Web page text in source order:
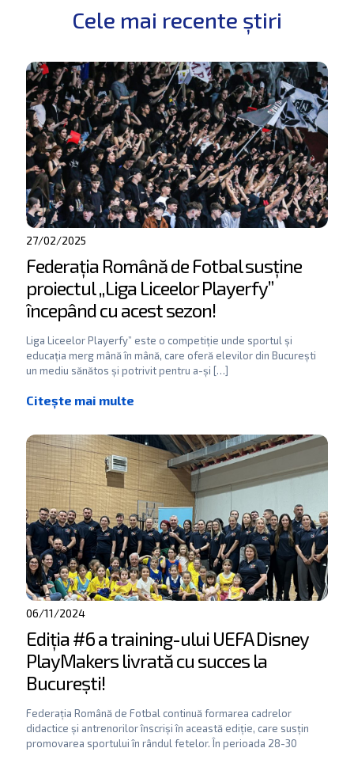
Cele mai recente știri
27/02/2025
Federația Română de Fotbal susține
proiectul „Liga Liceelor Playerfy”
începând cu acest sezon!
Liga Liceelor Playerfy” este o competiție unde sportul și
educația merg mână în mână, care oferă elevilor din București
un mediu sănătos și potrivit pentru a-și […]
06/11/2024
Ediția #6 a training-ului UEFA Disney
PlayMakers livrată cu succes la
București!
Federația Română de Fotbal continuă formarea cadrelor
didactice și antrenorilor înscriși în această ediție, care susțin
promovarea sportului în rândul fetelor. În perioada 28-30